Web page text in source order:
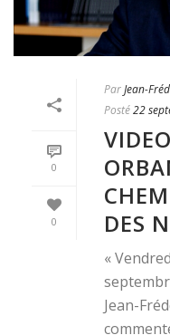
0
0
ParJean-
Posté22
DES
«
Jean-